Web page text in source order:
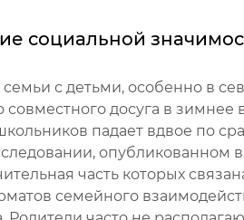
социальной
с детьми, особенно в
совместного досуга в
падает вдвое по
опубликованном
часть которых
семейного